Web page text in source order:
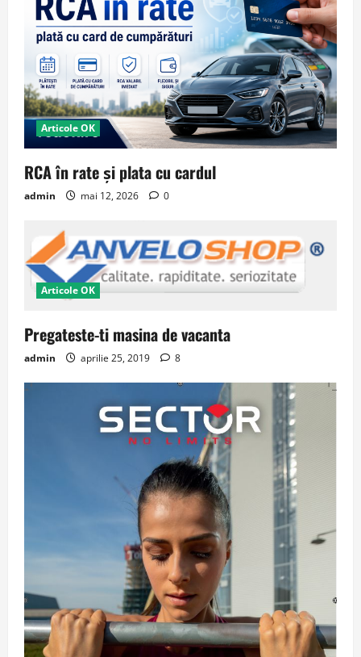
Articole OK
RCA în rate și plata cu cardul
admin mai 12, 2026 0
Articole OK
Pregateste-ti masina de vacanta
admin aprilie 25, 2019 8